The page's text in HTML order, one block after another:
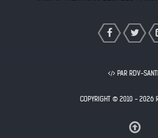
PAR RDV-
COPYRIGHT © 2010 - 2026